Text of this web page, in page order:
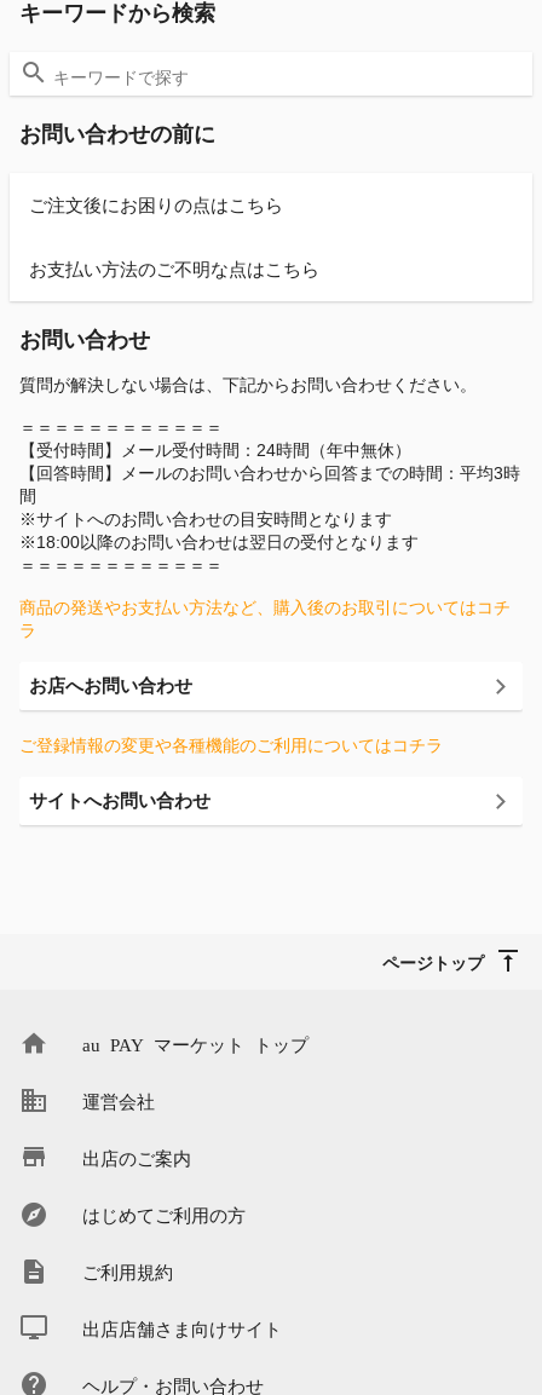
キーワードから検索
お問い合わせの前に
ご注文後にお困りの点はこちら
お支払い方法のご不明な点はこちら
お問い合わせ
質問が解決しない場合は、下記からお問い合わせください。
＝＝＝＝＝＝＝＝＝＝＝＝
【受付時間】メール受付時間：24時間（年中無休）
【回答時間】メールのお問い合わせから回答までの時間：平均3時
間
※サイトへのお問い合わせの目安時間となります
※18:00以降のお問い合わせは翌日の受付となります
＝＝＝＝＝＝＝＝＝＝＝＝
商品の発送やお支払い方法など、購入後のお取引についてはコチ
ラ
お店へお問い合わせ
ご登録情報の変更や各種機能のご利用についてはコチラ
サイトへお問い合わせ
ページトップ
au PAY マーケット トップ
運営会社
出店のご案内
はじめてご利用の方
ご利用規約
出店店舗さま向けサイト
ヘルプ・お問い合わせ